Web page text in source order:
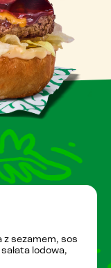
z sezamem, sos
lodowa,